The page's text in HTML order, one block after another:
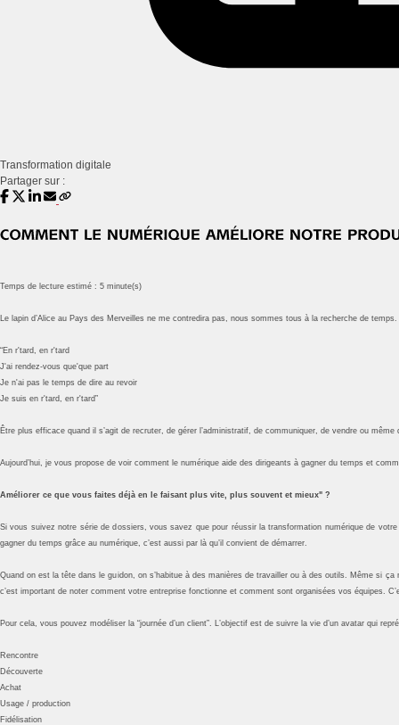
Transformation digitale
Partager sur :
Temps de lecture estimé : 5 minute(s)
Le lapin d’Alice au Pays des Merveilles ne me contredira pas, nous sommes tous à la recherche de temps.
“En r'tard, en r'tard
J'ai rendez-vous que'que part
Je n'ai pas le temps de dire au revoir
Je suis en r'tard, en r'tard”
Être plus efficace quand il s’agit de recruter, de gérer l’administratif, de communiquer, de vendre ou
Aujourd’hui, je vous propose de voir comment le numérique aide des dirigeants à gagner du temps et
Améliorer ce que vous faites déjà en le faisant plus vite, plus souvent et mieux" ?
Si vous suivez notre série de dossiers, vous savez que pour réussir la transformation numérique de
gagner du temps grâce au numérique, c’est aussi par là qu’il convient de démarrer.
Quand on est la tête dans le guidon, on s’habitue à des manières de travailler ou à des outils. Même si
c’est important de noter comment votre entreprise fonctionne et comment sont organisées vos équipes.
Pour cela, vous pouvez modéliser la “journée d’un client”. L’objectif est de suivre la vie d’un avatar qui
Rencontre
Découverte
Achat
Usage / production
Fidélisation